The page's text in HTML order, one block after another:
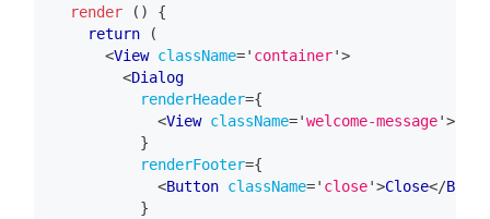
render
( )
{
return
(
<View className=' container'>
<Dialog
renderHeader={
<View className='welcome-message'>
}
renderFooter={
<Button className=' close'>Close</
}